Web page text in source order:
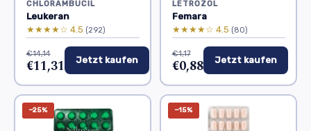
CHLORAMBUCIL
Leukeran
★★★★☆ 4.5 (292)
€14,14
€11,31 Jetzt kaufen
LETROZOL
Femara
★★★★☆ 4.5 (80)
€1,17
€0,88 Jetzt kaufen
−25% −15%